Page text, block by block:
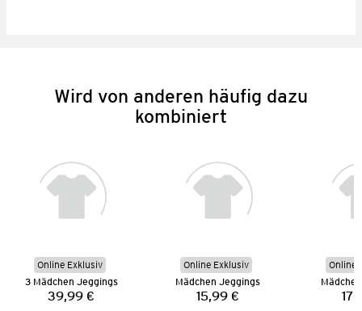
Wird von anderen häufig dazu
kombiniert
Online Exklusiv
3 Mädchen Jeggings
Preis:
39,99 €
Online Exklusiv
Mädchen Jeggings
Preis:
15,99 €
Online